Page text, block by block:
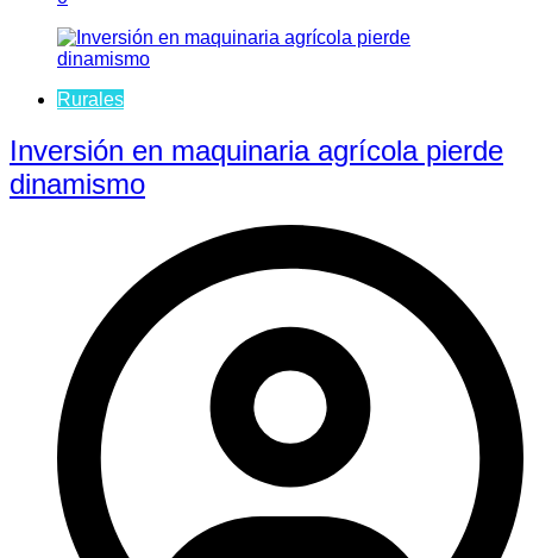
Rurales
Inversión en maquinaria agrícola pierde
dinamismo